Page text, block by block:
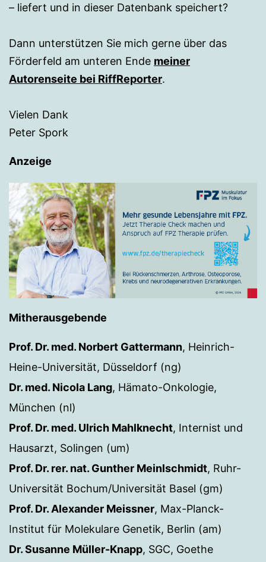
– liefert und in dieser Datenbank speichert?
Dann unterstützen Sie mich gerne über das
Förderfeld am unteren Ende meiner
Autorenseite bei RiffReporter.
Vielen Dank
Peter Spork
Anzeige
Mitherausgebende
Prof. Dr. med. Norbert Gattermann, Heinrich-
Heine-Universität, Düsseldorf (ng)
Dr. med. Nicola Lang, Hämato-Onkologie,
München (nl)
Prof. Dr. med. Ulrich Mahlknecht, Internist und
Hausarzt, Solingen (um)
Prof. Dr. rer. nat. Gunther Meinlschmidt, Ruhr-
Universität Bochum/Universität Basel (gm)
Prof. Dr. Alexander Meissner, Max-Planck-
Institut für Molekulare Genetik, Berlin (am)
Dr. Susanne Müller-Knapp, SGC, Goethe